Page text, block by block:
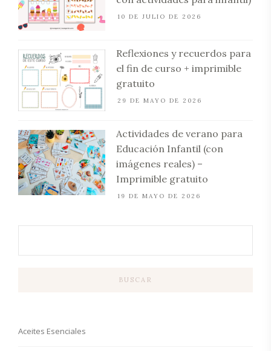
10 DE JULIO DE 2026
Reflexiones y recuerdos para
el fin de curso + imprimible
gratuito
29 DE MAYO DE 2026
Actividades de verano para
Educación Infantil (con
imágenes reales) –
Imprimible gratuito
19 DE MAYO DE 2026
BUSCAR
Aceites Esenciales